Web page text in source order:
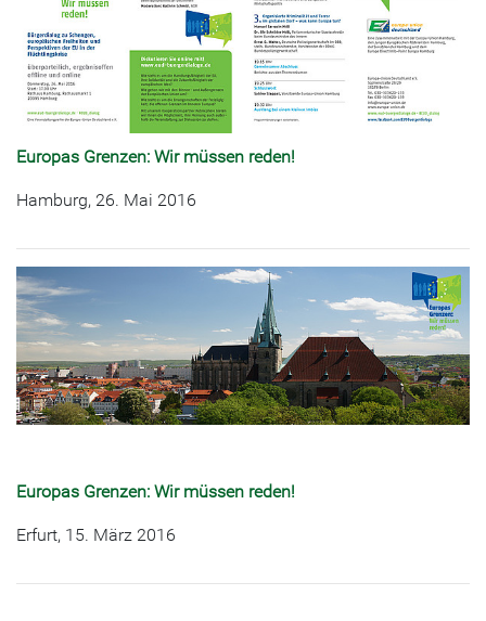
Europas Grenzen: Wir müssen reden!
Hamburg, 26. Mai 2016
Europas Grenzen: Wir müssen reden!
Erfurt, 15. März 2016